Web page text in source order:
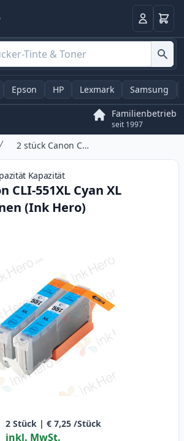
Anmelden
Epson HP Lexmark Samsung
Familienbetrieb
seit 1997
2 stück Canon CLI-551XL Cyan XL Tintenpatronen (Ink Hero)
Kapazität
CLI-551XL Cyan XL
(Ink Hero)
2 Stück | € 7,25 /Stück
inkl. MwSt.